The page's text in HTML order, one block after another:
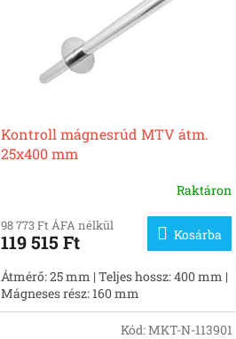
Kontroll mágnesrúd MTV átm.
25x400 mm
Raktáron
98 773 Ft ÁFA nélkül
119 515 Ft Kosárba
Átmérő: 25 mm | Teljes hossz: 400 mm |
Mágneses rész: 160 mm
Kód:MKT-N-113901